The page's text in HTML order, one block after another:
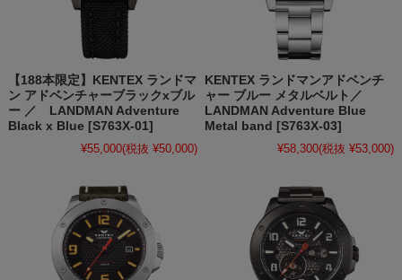
【188本限定】KENTEX ランドマ
ン アドベンチャーブラックxブル
ー ／ LANDMAN Adventure
Black x Blue [S763X-01]
¥55,000(税抜 ¥50,000)
KENTEX ランドマンアドベンチ
ャー ブルー メタルベルト／
LANDMAN Adventure Blue
Metal band [S763X-03]
¥58,300(税抜 ¥53,000)